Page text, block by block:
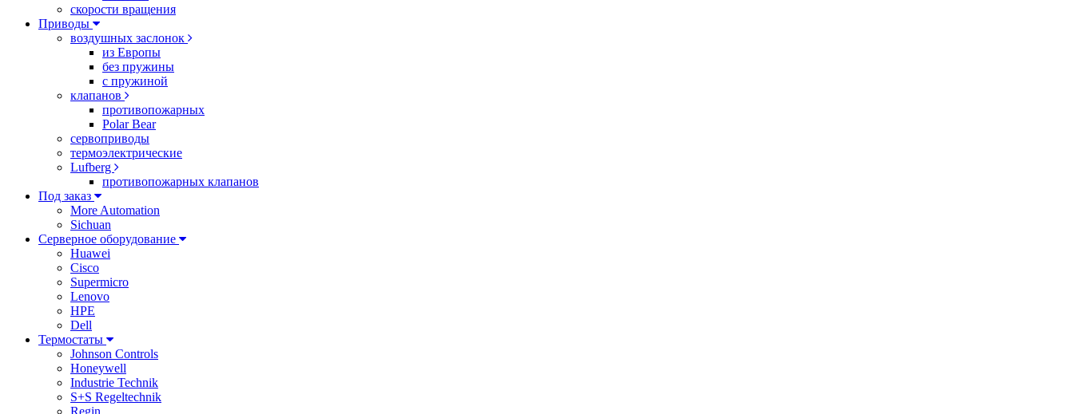
скорости вращения
Приводы
воздушных заслонок
из Европы
без пружины
с пружиной
клапанов
противопожарных
Polar Bear
сервоприводы
термоэлектрические
Lufberg
противопожарных клапанов
Под заказ
More Automation
Sichuan
Серверное оборудование
Huawei
Cisco
Supermicro
Lenovo
HPE
Dell
Термостаты
Johnson Controls
Honeywell
Industrie Technik
S+S Regeltechnik
Regin